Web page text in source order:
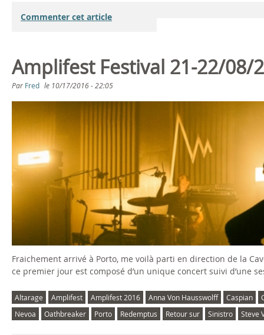
Commenter cet article
Amplifest Festival 21-22/08/
Par Fred le 10/17/2016 - 22:05
Fraichement arrivé à Porto, me voilà parti en direction de la
ce premier jour est composé d’un unique concert suivi d’une
Altarage Amplifest Amplifest 2016 Anna Von Hausswolff Caspian
Nevoa
Oathbreaker Porto Redemptus Retour sur Sinistro Steve